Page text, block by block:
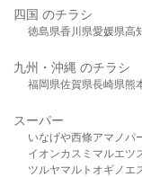
四国 のチラシ
徳島県香川県愛媛県高
九州・沖縄 のチラシ
福岡県佐賀県長崎県熊
スーパー
いなげや西條アマノパ
イオンカスミ マルエツ
ツルヤマルト オギノ エ